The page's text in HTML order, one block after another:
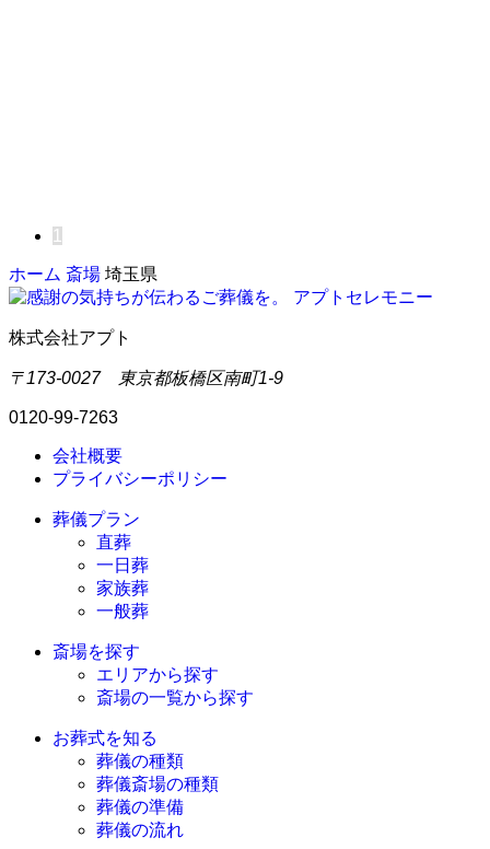
1
ホーム 斎場 埼玉県
株式会社アプト
〒173-0027 東京都板橋区南町1-9
0120-99-7263
会社概要
プライバシーポリシー
葬儀プラン
直葬
一日葬
家族葬
一般葬
斎場を探す
エリアから探す
斎場の一覧から探す
お葬式を知る
葬儀の種類
葬儀斎場の種類
葬儀の準備
葬儀の流れ